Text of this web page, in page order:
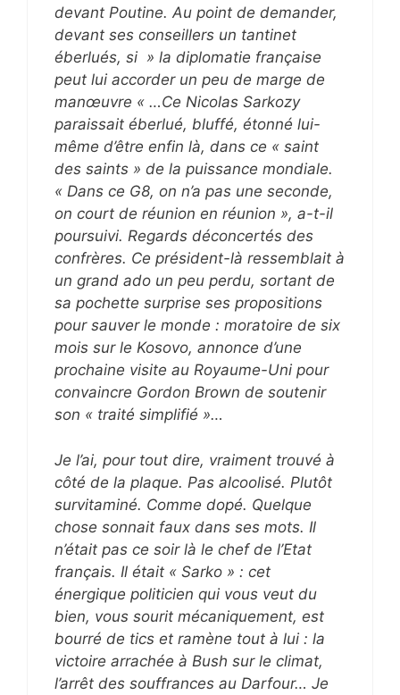
devant Poutine. Au point de demander,
devant ses conseillers un tantinet
éberlués, si » la diplomatie française
peut lui accorder un peu de marge de
manœuvre « …Ce Nicolas Sarkozy
paraissait éberlué, bluffé, étonné lui-
même d’être enfin là, dans ce « saint
des saints » de la puissance mondiale.
« Dans ce G8, on n’a pas une seconde,
on court de réunion en réunion », a-t-il
poursuivi. Regards déconcertés des
confrères. Ce président-là ressemblait à
un grand ado un peu perdu, sortant de
sa pochette surprise ses propositions
pour sauver le monde : moratoire de six
mois sur le Kosovo, annonce d’une
prochaine visite au Royaume-Uni pour
convaincre Gordon Brown de soutenir
son « traité simplifié »…
Je l’ai, pour tout dire, vraiment trouvé à
côté de la plaque. Pas alcoolisé. Plutôt
survitaminé. Comme dopé. Quelque
chose sonnait faux dans ses mots. Il
n’était pas ce soir là le chef de l’Etat
français. Il était « Sarko » : cet
énergique politicien qui vous veut du
bien, vous sourit mécaniquement, est
bourré de tics et ramène tout à lui : la
victoire arrachée à Bush sur le climat,
l’arrêt des souffrances au Darfour… Je